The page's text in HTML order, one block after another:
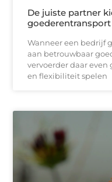
De juiste partner
goederentransport
Wanneer een bedrijf
aan betrouwbaar
vervoerder daar
en flexibiliteit spelen